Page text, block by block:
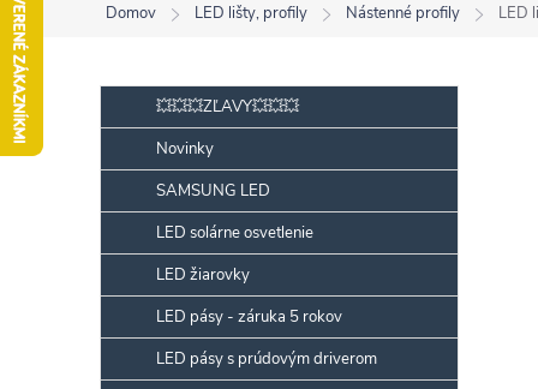
Domov LED lišty, profily Nástenné profily LED
o
č
n
a
n
e
Preskočiť
kategórie💥💥💥ZĽAVY💥💥💥
Novinky
SAMSUNG LED
LED solárne osvetlenie
LED žiarovky
LED pásy - záruka 5 rokov
LED pásy s prúdovým driverom